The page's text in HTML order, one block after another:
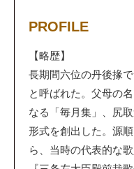
PROFILE
【略歴】
長期間六位の丹後掾
と呼ばれた。父母の
なる「毎月集」、尻
形式を創出した。源
ら、当時の代表的な